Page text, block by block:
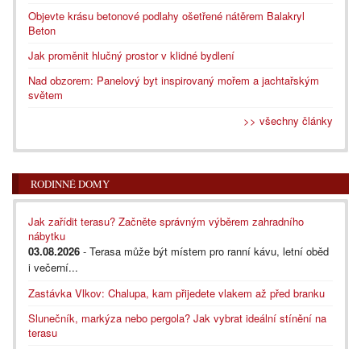
Objevte krásu betonové podlahy ošetřené nátěrem Balakryl
Beton
Jak proměnit hlučný prostor v klidné bydlení
Nad obzorem: Panelový byt inspirovaný mořem a jachtařským
světem
>> všechny články
RODINNÉ DOMY
Jak zařídit terasu? Začněte správným výběrem zahradního
nábytku
03.08.2026 - Terasa může být místem pro ranní kávu, letní oběd
i večerní...
Zastávka Vlkov: Chalupa, kam přijedete vlakem až před branku
Slunečník, markýza nebo pergola? Jak vybrat ideální stínění na
terasu